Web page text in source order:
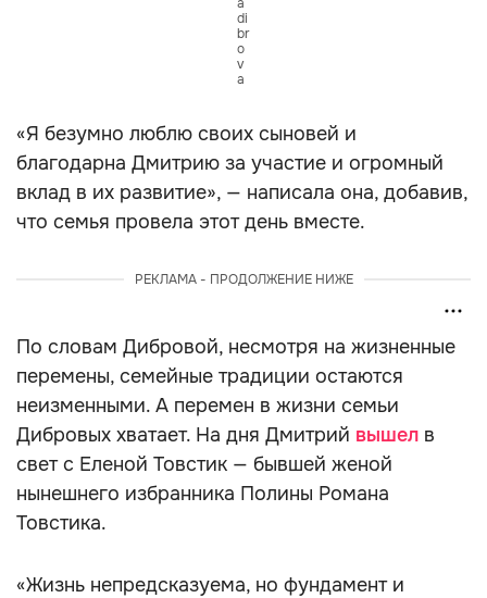
di
br
o
v
a
«Я безумно люблю своих сыновей и
благодарна Дмитрию за участие и огромный
вклад в их развитие», — написала она, добавив,
что семья провела этот день вместе.
РЕКЛАМА - ПРОДОЛЖЕНИЕ НИЖЕ
По словам Дибровой, несмотря на жизненные
перемены, семейные традиции остаются
неизменными. А перемен в жизни семьи
Дибровых хватает. На дня Дмитрий вышел в
свет с Еленой Товстик — бывшей женой
нынешнего избранника Полины Романа
Товстика.
«Жизнь непредсказуема, но фундамент и